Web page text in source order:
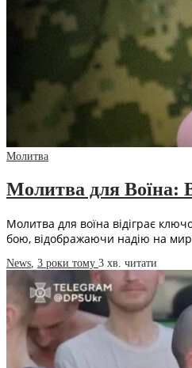
Молитва
Молитва для Воїна:
Молитва для воїна відіграє
бою, відображаючи надію на
News 3 роки тому 3 хв. читати